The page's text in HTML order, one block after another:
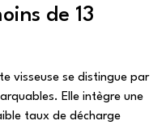
de 13
visseuse se distingue par
Elle intègre une
taux de décharge